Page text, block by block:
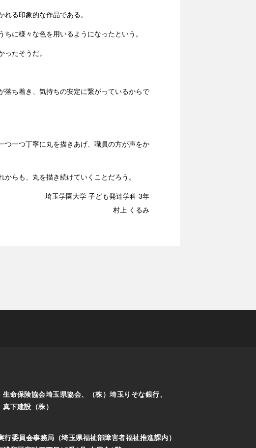
る印象的な作品である。
に様々な色を用いるようになったという。
たそうだ。
落ち着き、気持ちの安定に繋がっているからで
つ一つ丁寧に丸を描きあげ、職員の方が声をか
らも、丸を描き続けていくことだろう。
埼玉学園大学 子ども発達学科 3年
村上 くるみ
命保険協会埼玉県協会、（株）埼玉りそな銀行、
下建設（株）
委員会事務局（埼玉県福祉部障害者福祉推進課内）